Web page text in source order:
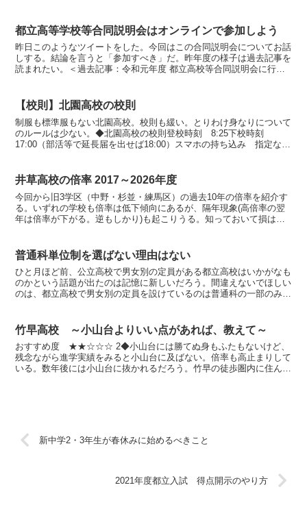
都立高等学校等合同説明会はオンラインで参加しよう
昨日このようなツイートをした。今回はこの合同説明会についてお話
しする。結論を言うと「参加すべき」だ。昨年度の様子は過去記事を
読まれたい。＜過去記事：令和元年度 都立高校等合同説明会に行っ
【校則】北園高校の校則
制服も標準服もない北園高校。校則も緩い。とりわけ身なりについて
のルールは少ない。◆北園高校の校則登校時刻 8:25下校時刻
17:00（部活等で延長届を出せば18:00）スマホの持ち込み 指定な
井草高校の倍率 2017～2026年度
今回から旧3学区（中野・杉並・練馬区）の過去10年の倍率を紹介す
る。いずれの学校も倍率は低下傾向にあるが、隔年現象(高倍率の翌
年は倍率が下がる。逆もしかり)も起こりうる。知っておいて損はあ
普通科単位制を選ばない理由はない
ひと月ほど前、公立高校で男女別の定員がある都立高校はいかがなも
のかという話題が出たのは記憶に新しいだろう。間違えないでほしい
のは、都立高校で男女別の定員を設けているのは普通科の一部のみ。
竹早高校 ～小山台よりいい点があれば、教えて～
おすすめ度 ★★☆☆☆ 2◆小山台には勝てぬ身もふたもないけど、
残念ながら進学実績をみると小山台に及ばない。倍率も高止まりして
いる。数年後には小山台に抜かれるだろう。竹早の徒歩圏内に住んで
新中学2・3年生が春休みに始めるべきこと
2021年度都立入試 得点開示のやり方